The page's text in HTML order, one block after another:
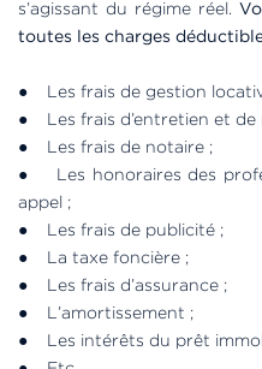
s’agissant du régime réel.
toutes les charges
● Les frais de gestion
● Les frais d’entretien et de
● Les frais de notaire ;
● Les honoraires des
appel ;
● Les frais de publicité ;
● La taxe foncière ;
● Les frais d’assurance ;
● L’amortissement ;
● Les intérêts du prêt